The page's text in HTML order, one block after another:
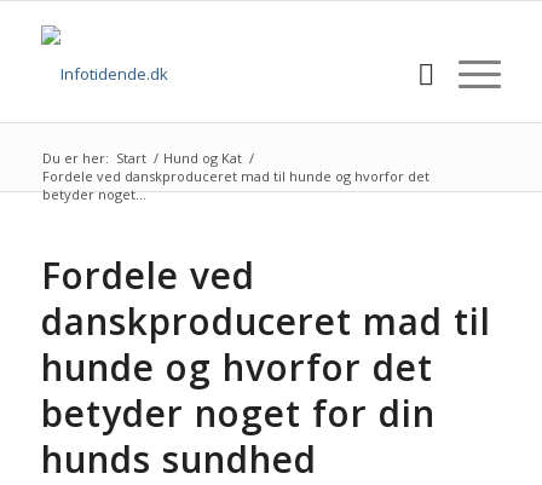
Du er her: Start / Hund og Kat /
Fordele ved danskproduceret mad til hunde og hvorfor det
betyder noget...
Fordele ved
danskproduceret mad til
hunde og hvorfor det
betyder noget for din
hunds sundhed